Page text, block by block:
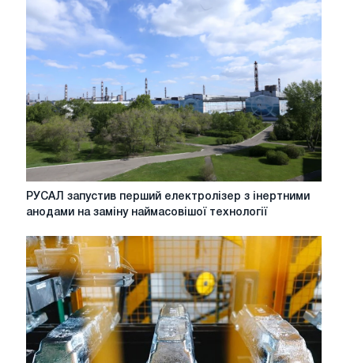
РУСАЛ
електролізер
з
інертними
анодами
на
заміну
наймасовішої
технології
РУСАЛ запустив перший електролізер з інертними
анодами на заміну наймасовішої технології